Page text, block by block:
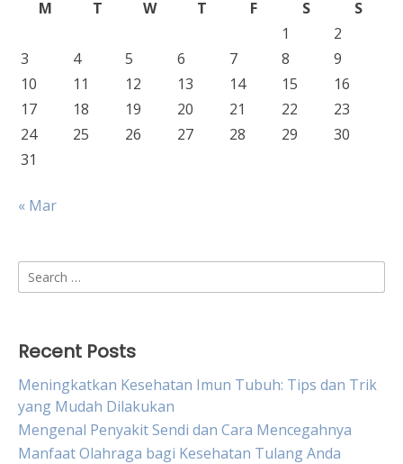
M T W T F S
S
1
2
3
4 5 6 7 8
9
10
11 12 13 14 15
16
17
18 19 20 21 22
23
24
25 26 27 28 29
30
31
« Mar
Search
for:
Recent Posts
Meningkatkan Kesehatan Imun Tubuh: Tips dan Trik
yang Mudah Dilakukan
Mengenal Penyakit Sendi dan Cara Mencegahnya
Manfaat Olahraga bagi Kesehatan Tulang Anda